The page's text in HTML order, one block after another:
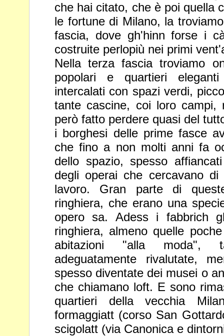
che hai citato, che è poi quella
le fortune di Milano, la
fascia, dove gh'hinn forse i
costruite perlopiù nei primi
Nella terza fascia troviamo
popolari e quartieri
intercalati con spazi verdi,
tante cascine, coi loro
però fatto perdere quasi del
i borghesi delle prime fasce
che fino a non molti anni fa
dello spazio, spesso
degli operai che cercavano
lavoro. Gran parte di
ringhiera, che erano una
opero sa. Adess i fabbrich
ringhiera, almeno quelle
abitazioni "alla moda",
adeguatamente rivalutate,
spesso diventate dei musei o
che chiamano loft. E sono
quartieri della vecchia
formaggiatt (corso San
scigolatt (via Canonica e